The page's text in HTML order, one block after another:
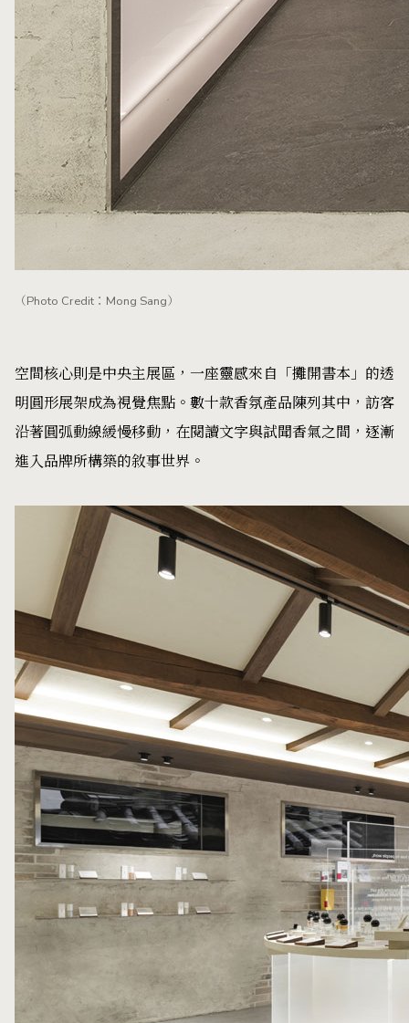
（Photo Credit：Mong Sang）
空間核心則是中央主展區，一座靈感來自「攤開書本」的透
明圓形展架成為視覺焦點。數十款香氛產品陳列其中，訪客
沿著圓弧動線緩慢移動，在閱讀文字與試聞香氣之間，逐漸
進入品牌所構築的敘事世界。